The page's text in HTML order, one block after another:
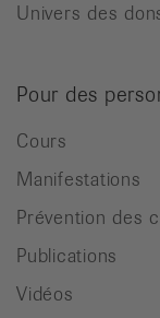
Univers des
Pour des
Cours
Manifestations
Prévention des
Publications
Vidéos